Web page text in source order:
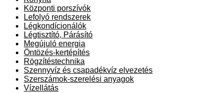
Központi porszívók
Lefolyó rendszerek
Légkondícionálók
Légtisztító, Párásító
Megújuló energia
Öntözés-kertépítés
Rögzítéstechnika
Szennyvíz és csapadékvíz elvezetés
Szerszámok-szerelési anyagok
Vízellátás